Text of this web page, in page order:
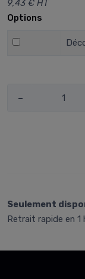
9,43 € HT
Options
-
Seulement
Retrait rapide en 1